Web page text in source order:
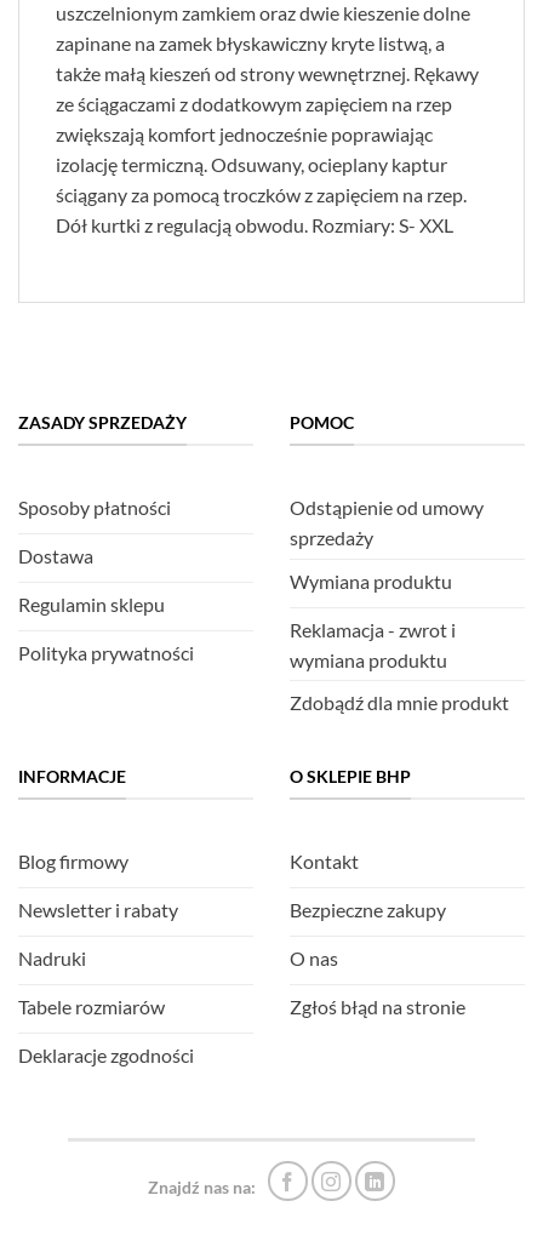
uszczelnionym zamkiem oraz dwie kieszenie dolne
zapinane na zamek błyskawiczny kryte listwą, a
także małą kieszeń od strony wewnętrznej. Rękawy
ze ściągaczami z dodatkowym zapięciem na rzep
zwiększają komfort jednocześnie poprawiając
izolację termiczną. Odsuwany, ocieplany kaptur
ściągany za pomocą troczków z zapięciem na rzep.
Dół kurtki z regulacją obwodu. Rozmiary: S- XXL
ZASADY SPRZEDAŻY
Sposoby płatności
Dostawa
Regulamin sklepu
Polityka prywatności
POMOC
Odstąpienie od umowy
sprzedaży
Wymiana produktu
Reklamacja - zwrot i
wymiana produktu
Zdobądź dla mnie produkt
INFORMACJE
Blog firmowy
Newsletter i rabaty
Nadruki
Tabele rozmiarów
Deklaracje zgodności
O SKLEPIE BHP
Kontakt
Bezpieczne zakupy
O nas
Zgłoś błąd na stronie
Znajdź nas na: